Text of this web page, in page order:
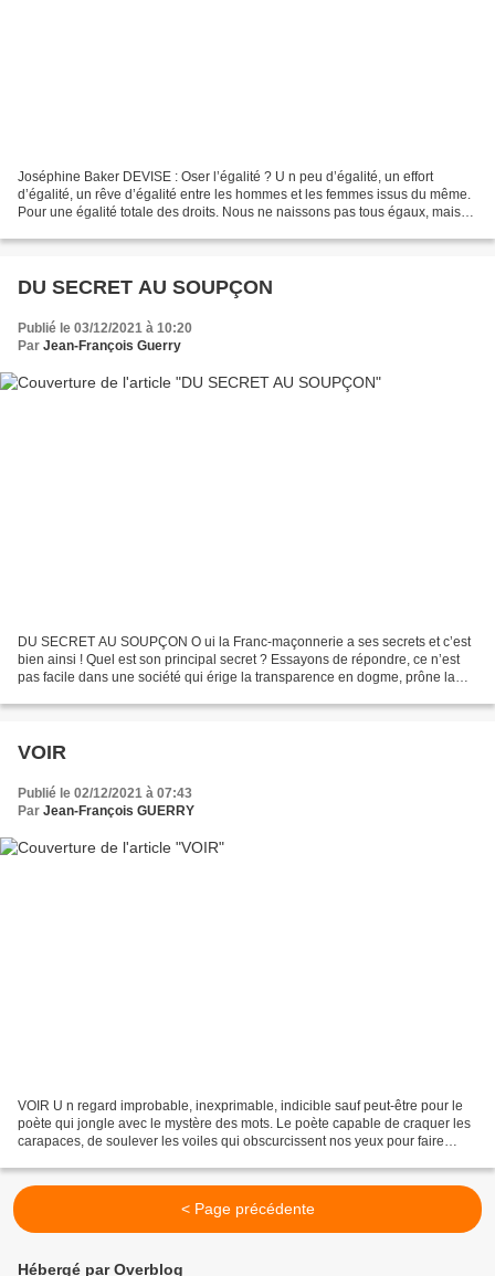
Joséphine Baker DEVISE : Oser l’égalité ? U n peu d’égalité, un effort
d’égalité, un rêve d’égalité entre les hommes et les femmes issus du même.
Pour une égalité totale des droits. Nous ne naissons pas tous égaux, mais
DU SECRET AU SOUPÇON
Publié le 03/12/2021 à 10:20
Par Jean-François Guerry
DU SECRET AU SOUPÇON O ui la Franc-maçonnerie a ses secrets et c’est
bien ainsi ! Quel est son principal secret ? Essayons de répondre, ce n’est
pas facile dans une société qui érige la transparence en dogme, prône la
VOIR
Publié le 02/12/2021 à 07:43
Par Jean-François GUERRY
VOIR U n regard improbable, inexprimable, indicible sauf peut-être pour le
poète qui jongle avec le mystère des mots. Le poète capable de craquer les
carapaces, de soulever les voiles qui obscurcissent nos yeux pour faire
< Page précédente
Hébergé par Overblog